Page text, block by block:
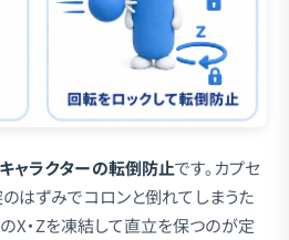
キャラクターの転倒防止です。カプセ
はずみでコロンと倒れてしまうた
のX・Zを凍結して直立を保つのが定